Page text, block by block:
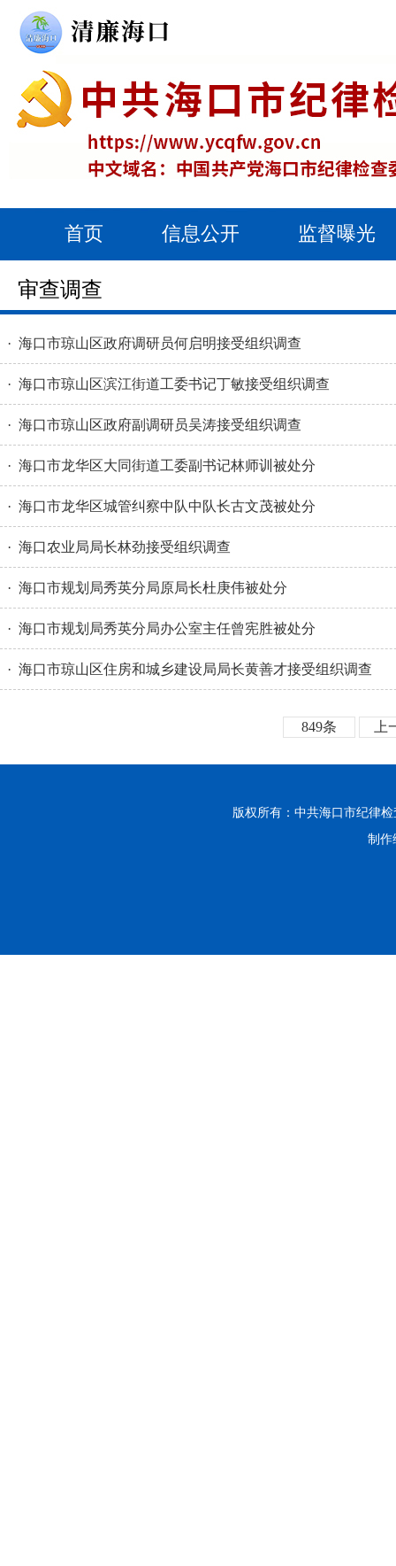
首页 信息公开 监督曝光
审查调查
· 海口市琼山区政府调研员何启明接受组织调查
· 海口市琼山区滨江街道工委书记丁敏接受组织调查
· 海口市琼山区政府副调研员吴涛接受组织调查
· 海口市龙华区大同街道工委副书记林师训被处分
· 海口市龙华区城管纠察中队中队长古文茂被处分
· 海口农业局局长林劲接受组织调查
· 海口市规划局秀英分局原局长杜庚伟被处分
· 海口市规划局秀英分局办公室主任曾宪胜被处分
· 海口市琼山区住房和城乡建设局局长黄善才接受组织调查
849条 上
版权所有：中共海口市纪律
制作